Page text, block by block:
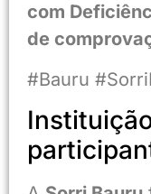
com
de
#Bauru